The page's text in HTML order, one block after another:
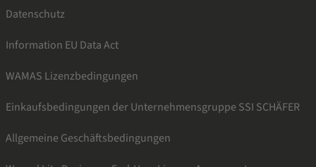
Datenschutz
Information EU Data Act
WAMAS Lizenzbedingungen
Einkaufsbedingungen der Unternehmensgruppe SSI SCHÄFER
Allgemeine Geschäftsbedingungen